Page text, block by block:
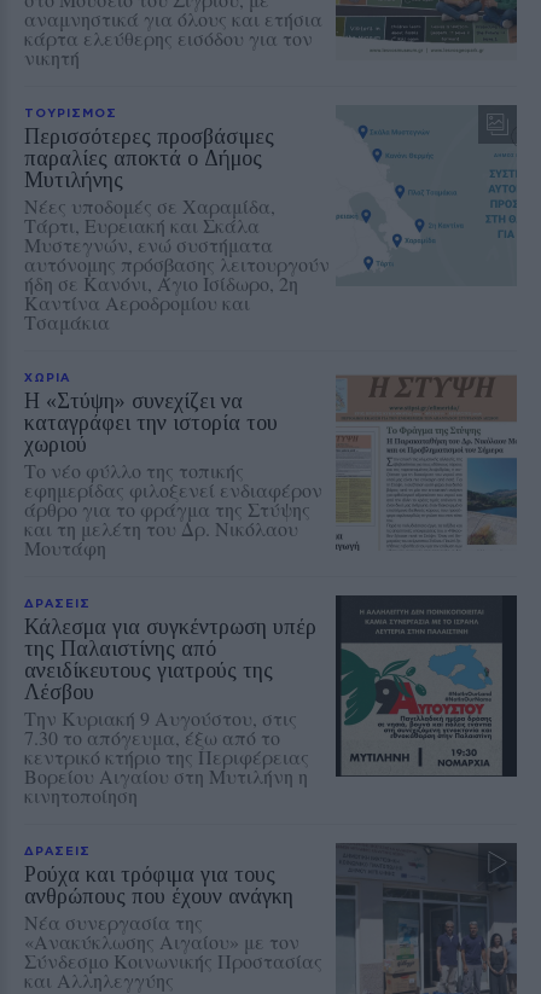
αναμνηστικά για όλους και ετήσια
κάρτα ελεύθερης εισόδου για τον
νικητή
ΤΟΥΡΙΣΜΟΣ
Περισσότερες προσβάσιμες
παραλίες αποκτά ο Δήμος
Μυτιλήνης
Νέες υποδομές σε Χαραμίδα,
Τάρτι, Ευρειακή και Σκάλα
Μυστεγνών, ενώ συστήματα
αυτόνομης πρόσβασης λειτουργούν
ήδη σε Κανόνι, Άγιο Ισίδωρο, 2η
Καντίνα Αεροδρομίου και
Τσαμάκια
ΧΩΡΙΑ
Η «Στύψη» συνεχίζει να
καταγράφει την ιστορία του
χωριού
Το νέο φύλλο της τοπικής
εφημερίδας φιλοξενεί ενδιαφέρον
άρθρο για το φράγμα της Στύψης
και τη μελέτη του Δρ. Νικόλαου
Μουτάφη
ΔΡΑΣΕΙΣ
Κάλεσμα για συγκέντρωση υπέρ
της Παλαιστίνης από
ανειδίκευτους γιατρούς της
Λέσβου
Την Κυριακή 9 Αυγούστου, στις
7.30 το απόγευμα, έξω από το
κεντρικό κτήριο της Περιφέρειας
Βορείου Αιγαίου στη Μυτιλήνη η
κινητοποίηση
ΔΡΑΣΕΙΣ
Ρούχα και τρόφιμα για τους
ανθρώπους που έχουν ανάγκη
Νέα συνεργασία της
«Ανακύκλωσης Αιγαίου» με τον
Σύνδεσμο Κοινωνικής Προστασίας
και Αλληλεγγύης